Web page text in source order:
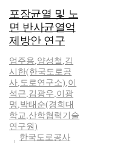
포장균열 및 노
면 반사균열억
제방안 연구
엄주용,양성철 ,김
시한(한국도로공
사,도로연구소),이
석근,김광우,이광
명 ,박태순(경희대
학교,산학협력기술
연구원)
한국도로공사